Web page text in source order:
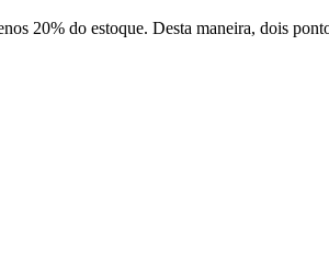
20% do estoque. Desta maneira, dois